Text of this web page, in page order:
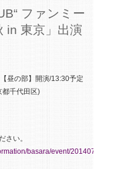
ファンミー
in 東京」出演
昼の部】開演/13:30予定
都千代田区)
さい。
basara/event/